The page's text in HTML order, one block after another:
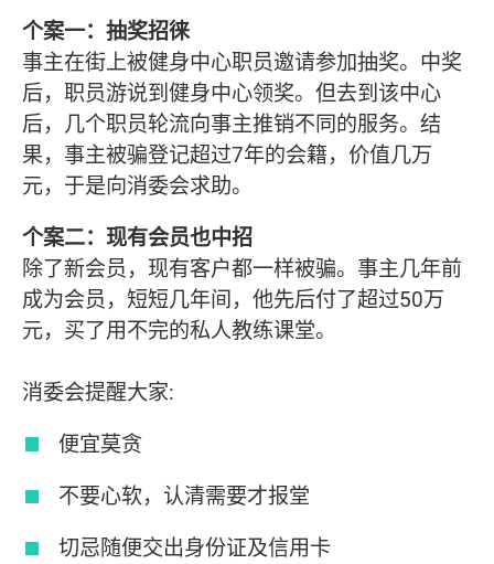
个案一：抽奖招徕
事主在街上被健身中心职员邀请参加抽奖。中奖
后，职员游说到健身中心领奖。但去到该中心
后，几个职员轮流向事主推销不同的服务。结
果，事主被骗登记超过7年的会籍，价值几万
元，于是向消委会求助。
个案二：现有会员也中招
除了新会员，现有客户都一样被骗。事主几年前
成为会员，短短几年间，他先后付了超过50万
元，买了用不完的私人教练课堂。
消委会提醒大家:
便宜莫贪
不要心软，认清需要才报堂
切忌随便交出身份证及信用卡